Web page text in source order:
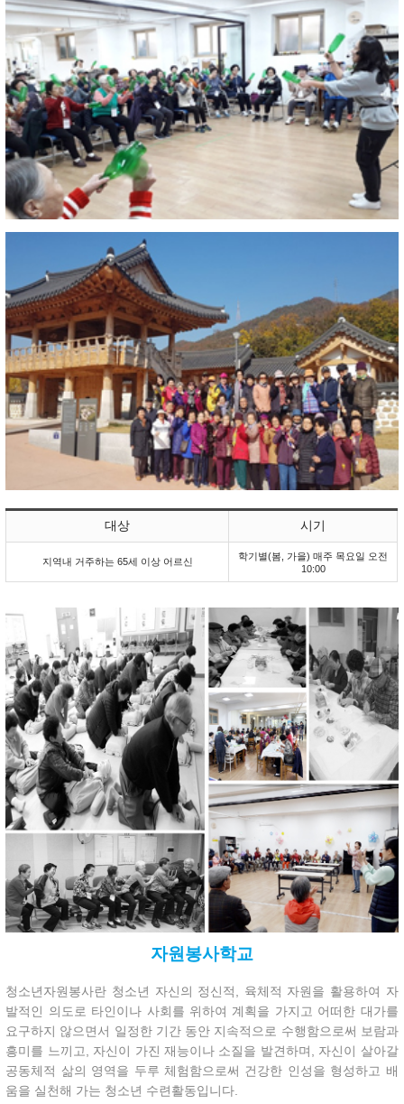
대상 시기
지역내 거주하는 65세 이상 어르신
학기별(봄, 가을) 매주 목요일 오전
10:00
자원봉사학교
청소년자원봉사란 청소년 자신의 정신적, 육체적 자원을 활용하여 자
발적인 의도로 타인이나 사회를 위하여 계획을 가지고 어떠한 대가를
요구하지 않으면서 일정한 기간 동안 지속적으로 수행함으로써 보람과
흥미를 느끼고, 자신이 가진 재능이나 소질을 발견하며, 자신이 살아갈
공동체적 삶의 영역을 두루 체험함으로써 건강한 인성을 형성하고 배
움을 실천해 가는 청소년 수련활동입니다.